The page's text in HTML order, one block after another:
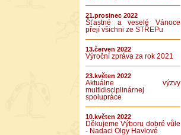
21.prosinec 2022
Šťastné a veselé Vánoce
přejí všichni ze STŘEPu
13.červen 2022
Výroční zpráva za rok 2021
23.květen 2022
Aktuálne výzvy
multidisciplinárnej
spolupráce
10.květen 2022
Děkujeme Výboru dobré vůle
- Nadaci Olgy Havlové